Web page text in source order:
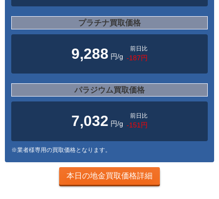
プラチナ買取価格
9,288 円/g
前日比
-187円
パラジウム買取価格
7,032 円/g
前日比
-151円
※業者様専用の買取価格となります。
本日の地金買取価格詳細